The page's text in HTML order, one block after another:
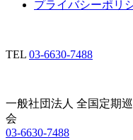
プライバシーポリ
TEL 03-6630-7488
一般社団法人 全国定期
会
03-6630-7488